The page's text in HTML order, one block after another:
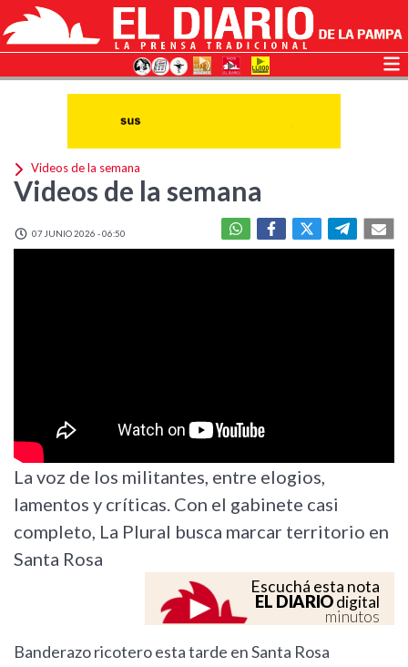
Videos de la semana
Videos de la semana
07 JUNIO 2026 - 06:50
La voz de los militantes, entre elogios,
lamentos y críticas. Con el gabinete casi
completo, La Plural busca marcar territorio en
Santa Rosa
Escuchá esta nota
EL DIARIOdigital
minutos
Banderazo ricotero esta tarde en Santa Rosa